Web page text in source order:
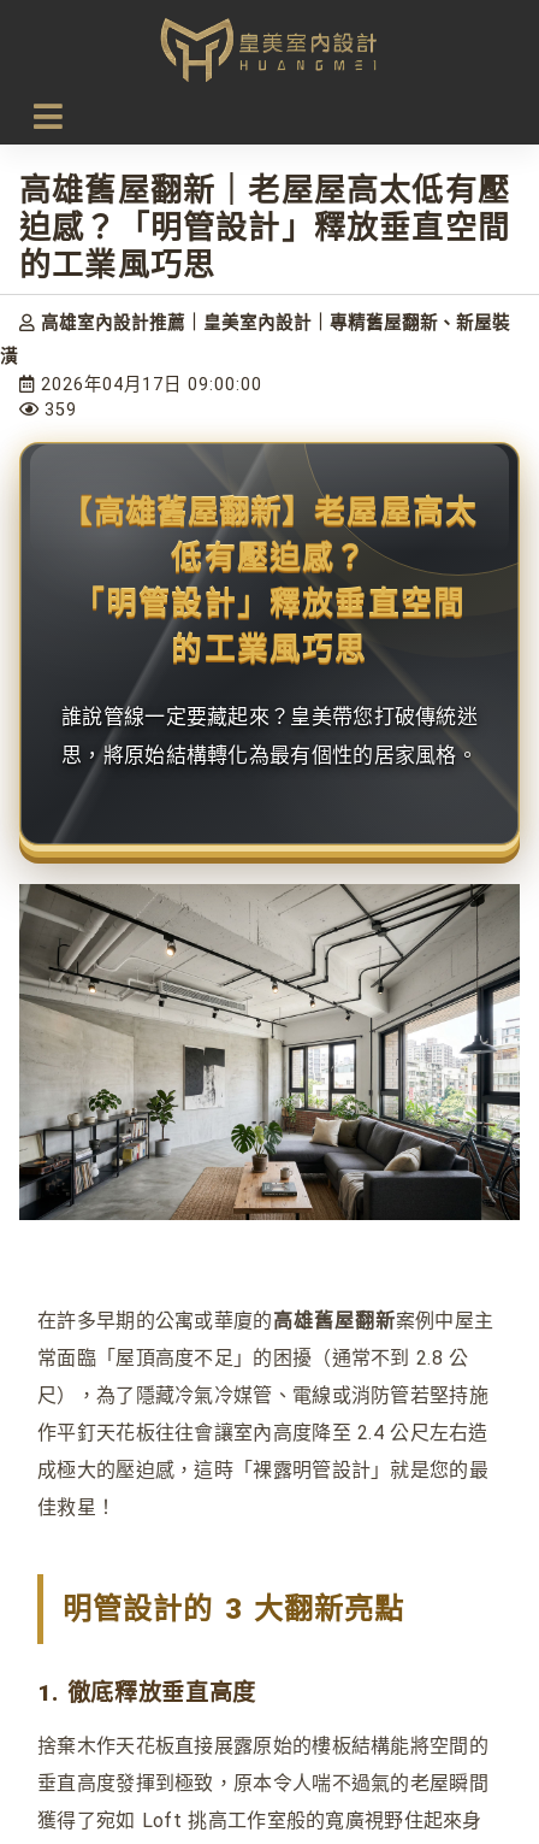
首頁
設計新知
高雄舊屋翻新｜老屋屋高太低有壓迫感？「明管設計」釋放
垂直空間的工業風巧思
高雄舊屋翻新｜老屋屋高太低有壓
迫感？「明管設計」釋放垂直空間
的工業風巧思
高雄室內設計推薦｜皇美室內設計｜專精舊屋翻新、新屋裝
潢
2026年04月17日 09:00:00
359
【高雄舊屋翻新】老屋屋高太
低有壓迫感？
「明管設計」釋放垂直空間
的工業風巧思
誰說管線一定要藏起來？皇美帶您打破傳統迷
思，將原始結構轉化為最有個性的居家風格。
在許多早期的公寓或華廈的高雄舊屋翻新案例中屋主
常面臨「屋頂高度不足」的困擾（通常不到 2.8 公
尺），為了隱藏冷氣冷媒管、電線或消防管若堅持施
作平釘天花板往往會讓室內高度降至 2.4 公尺左右造
成極大的壓迫感，這時「裸露明管設計」就是您的最
佳救星！
明管設計的 3 大翻新亮點
1. 徹底釋放垂直高度
捨棄木作天花板直接展露原始的樓板結構能將空間的
垂直高度發揮到極致，原本令人喘不過氣的老屋瞬間
獲得了宛如 Loft 挑高工作室般的寬廣視野住起來身